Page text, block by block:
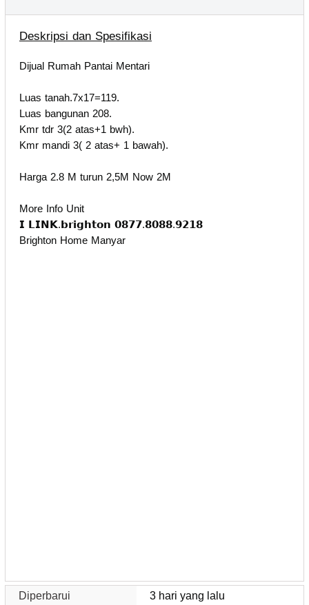
Deskripsi dan Spesifikasi
Dijual Rumah Pantai Mentari
Luas tanah.7x17=119.
Luas bangunan 208.
Kmr tdr 3(2 atas+1 bwh).
Kmr mandi 3( 2 atas+ 1 bawah).
Harga 2.8 M turun 2,5M Now 2M
More Info Unit
𝗜 𝗟𝗜𝗡𝗞.𝗯𝗿𝗶𝗴𝗵𝘁𝗼𝗻 𝟬𝟴𝟳𝟳.𝟴𝟬𝟴𝟴.𝟵𝟮𝟭𝟴
Brighton Home Manyar
Diperbarui
3 hari yang lalu